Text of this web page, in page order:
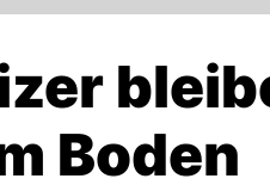
Boden